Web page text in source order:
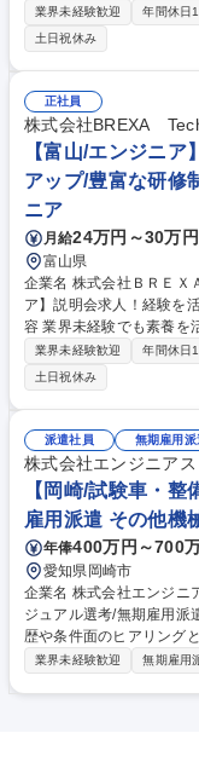
上げていきたい、頭を使
ずは選考会で話を聞いてみませんか？ 【想定業務
ア(フィールドエンジニア
ーバー保守/監視/運用・
環境でスタートします。
歩むことができるようにキャリア
経験歓迎】土曜日選考会
業界未経験歓迎 年間休日
土日祝休み
正社員
株式会社BREXA
【富山/エンジニ
アップ/豊富な研修
ニア
月給24万円～30万円
富山県
企業名 株式会社ＢＲＥＸＡ Ｔｅｃｈ
ア】説明会求人！経験を活
容 業界未経験でも素養を
に職を付けたい、年収を
の思いは何でもOK！まずは説
内容】■機械系エンジニ
保証) ■ITエンジニア(サー
験でも学ぶことが出来る
応じて臨んだキャリアを
す。 募集職種 【富山/エンジニア】説明会求人！経験を活かしてスキルア
ップ/豊富な研修制度
業界未経験歓迎 年間休日
土日祝休み
派遣社員 無期雇用派
株式会社エンジニアス
【岡崎/試験車・
雇用派遣 その他機
年俸400万円～700
愛知県岡崎市
企業名 株式会社エンジニアス 求人名 【岡崎/試験車・整備】会社
ジュアル選考/無期雇用派遣 仕事の内容 ★企業説明会＆カジュアル選
歴や条件面のヒアリング
お気軽にご応募ください！ ※選
業界未経験歓迎 無期雇用